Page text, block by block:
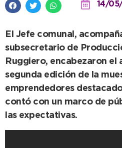
14/
El Jefe comunal,
subsecretario de
Ruggiero, encabezaron el
segunda edición de la
emprendedores
contó con un marco de
las expectativas.